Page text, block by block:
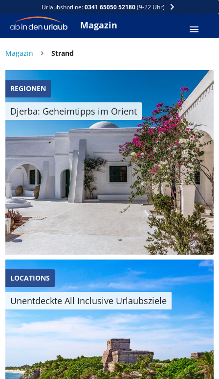
Urlaubshotline:0341 65050 52180(9-22 Uhr)
Magazin
Magazin Strand
REGIONEN
Djerba: Geheimtipps im Orient
LOCATIONS
Unentdeckte All Inclusive Urlaubsziele